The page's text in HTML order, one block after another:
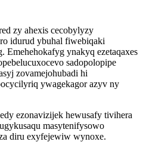
zy ahexis cecobylyzy
idurud ybuhal fiwebiqaki
Emehehokafyg ynakyq ezetaqaxes
sadopolopipe
zovamejohubadi hi
ywagekagor azyv ny
ezonavizijek hewusafy tivihera
masytenifysowo
diru exyfejewiw wynoxe.